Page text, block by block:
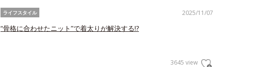
2025/11/07
ライフスタイル
“骨格に合わせたニット”で着太りが解決する!?
3645 view